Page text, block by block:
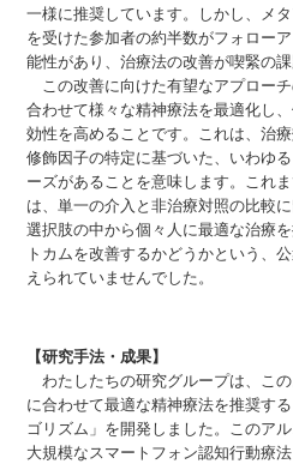
一様に推奨しています。しかし、メ
を受けた参加者の約半数がフォロー
能性があり、治療法の改善が喫緊の課
この改善に向けた有望なアプロー
合わせて様々な精神療法を最適化し
効性を高めることです。これは、治
修飾因子の特定に基づいた、いわゆ
ーズがあることを意味します。これ
は、単一の介入と非治療対照の比較
選択肢の中から個々人に最適な治療
トカムを改善するかどうかという、
えられていませんでした。
【研究手法・成果】
わたしたちの研究グループは、こ
に合わせて最適な精神療法を推奨す
ゴリズム」を開発しました。このア
大規模なスマートフォン認知行動療